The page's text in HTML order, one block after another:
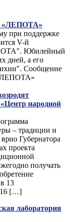
«ЛЕПОТА»
при поддержке
V-й
Юбилейный
дней, а его
Сообщение
народной
– традиции и
Губернатора
проекта
получать
13
16 […]
лаборатория